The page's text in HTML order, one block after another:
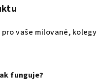
pro vaše milované,
funguje?